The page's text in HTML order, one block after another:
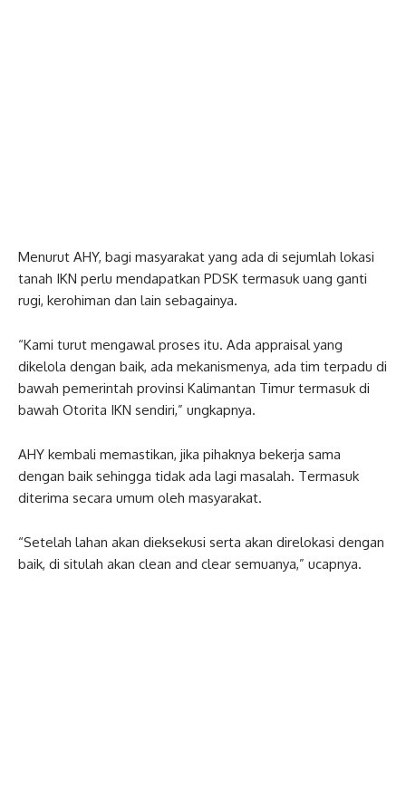
Menurut AHY, bagi masyarakat yang ada di sejumlah lokasi
tanah IKN perlu mendapatkan PDSK termasuk uang ganti
rugi, kerohiman dan lain sebagainya.
“Kami turut mengawal proses itu. Ada appraisal yang
dikelola dengan baik, ada mekanismenya, ada tim terpadu di
bawah pemerintah provinsi Kalimantan Timur termasuk di
bawah Otorita IKN sendiri,” ungkapnya.
AHY kembali memastikan, jika pihaknya bekerja sama
dengan baik sehingga tidak ada lagi masalah. Termasuk
diterima secara umum oleh masyarakat.
“Setelah lahan akan dieksekusi serta akan direlokasi dengan
baik, di situlah akan clean and clear semuanya,” ucapnya.